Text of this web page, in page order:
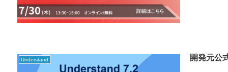
Understand 開発元公